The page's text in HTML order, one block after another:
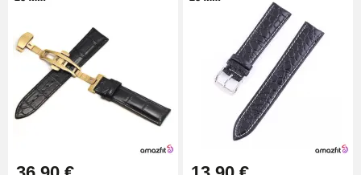
26,90 €
Boîte Pompe Bracelet Montre -
Diamètre 1,50 mm - 8 à 25 mm